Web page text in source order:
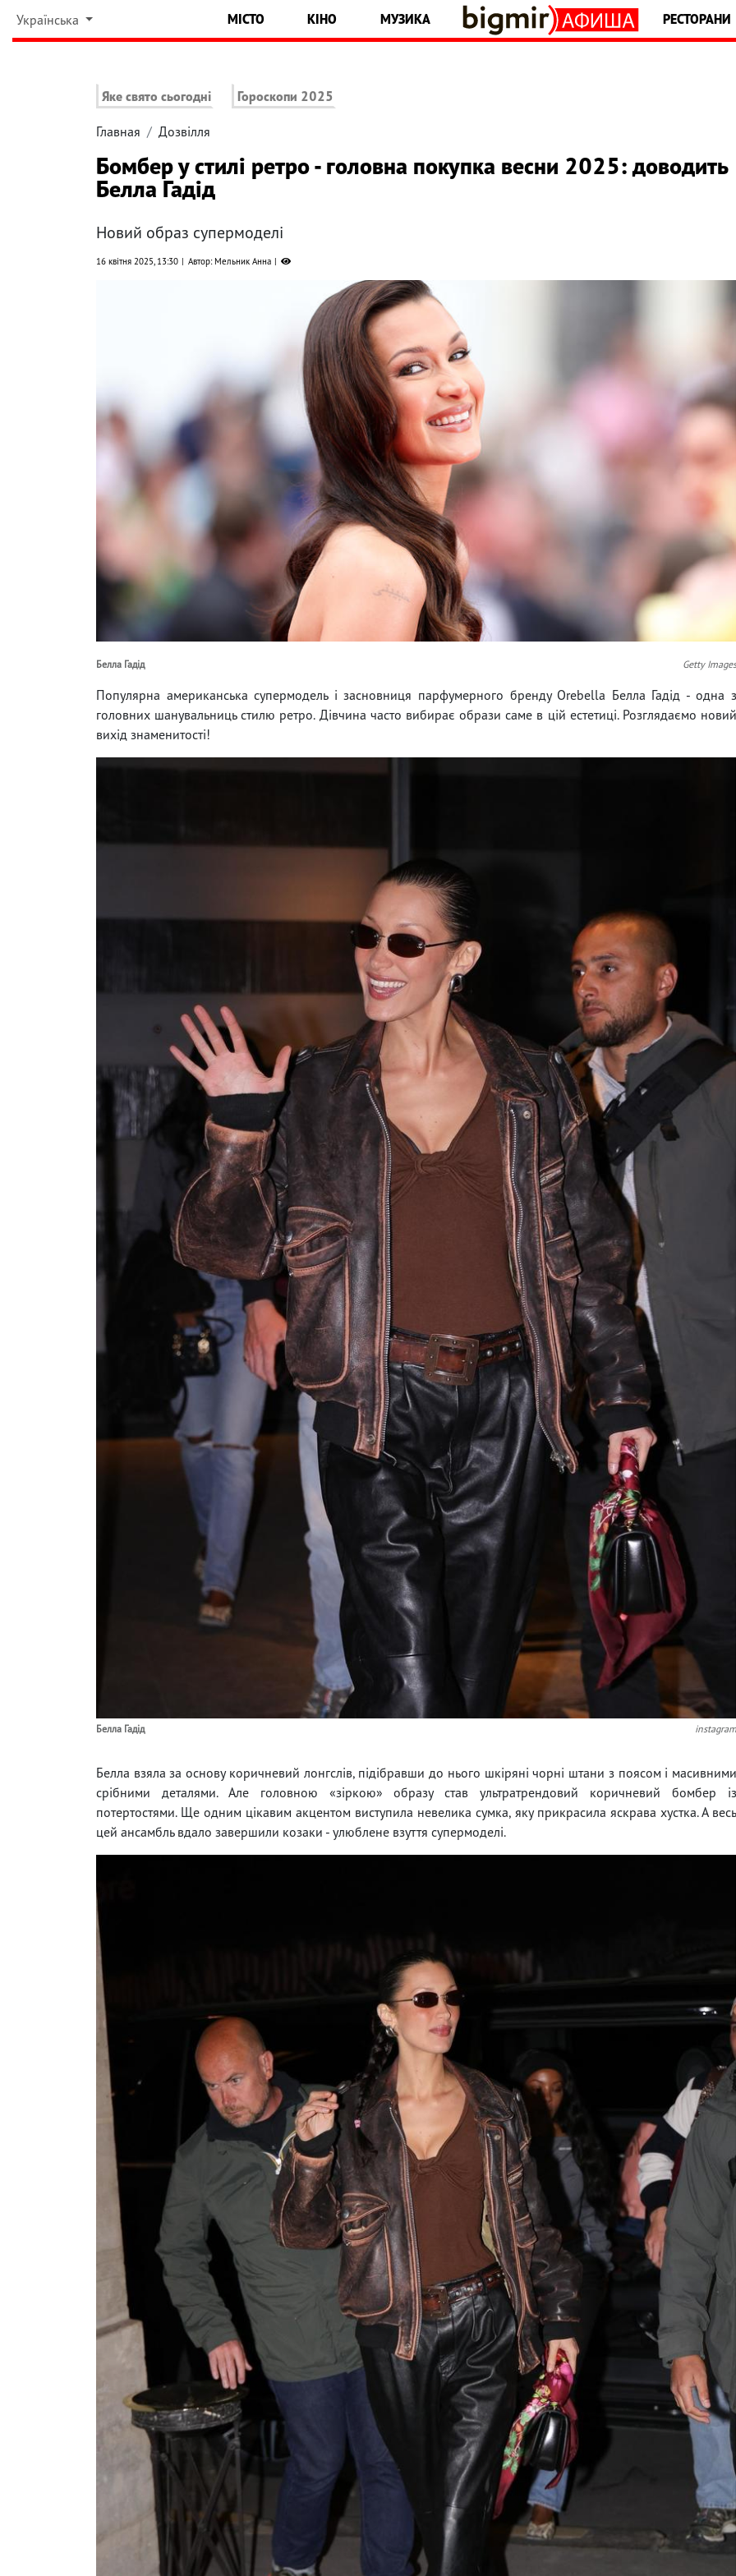
Українська МІСТО КІНО МУЗИКА РЕСТОРАНИ
Яке свято сьогодні Гороскопи 2025
Главная Дозвілля
Бомбер у стилі ретро - головна покупка весни 2025: доводить
Белла Гадід
Новий образ супермоделі
16 квітня 2025, 13:30 Автор: Мельник Анна
Белла Гадід Getty Images
Популярна американська супермодель і засновниця парфумерного бренду Orebella Белла Гадід - одна з
головних шанувальниць стилю ретро. Дівчина часто вибирає образи саме в цій естетиці. Розглядаємо новий
вихід знаменитості!
Белла Гадід instagram
Белла взяла за основу коричневий лонгслів, підібравши до нього шкіряні чорні штани з поясом і масивними
срібними деталями. Але головною «зіркою» образу став ультратрендовий коричневий бомбер із
потертостями. Ще одним цікавим акцентом виступила невелика сумка, яку прикрасила яскрава хустка. А весь
цей ансамбль вдало завершили козаки - улюблене взуття супермоделі.